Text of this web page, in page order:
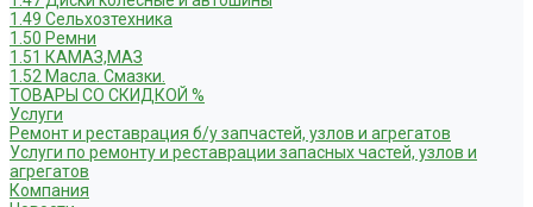
1.49 Сельхозтехника
1.50 Ремни
1.51 КАМАЗ,МАЗ
1.52 Масла. Смазки.
ТОВАРЫ СО СКИДКОЙ %
Услуги
Ремонт и реставрация б/у запчастей, узлов и агрегатов
Услуги по ремонту и реставрации запасных частей, узлов и
агрегатов
Компания